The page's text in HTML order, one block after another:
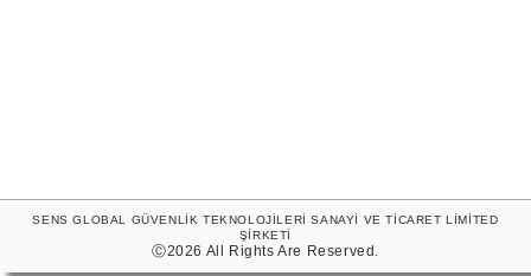
SENS GLOBAL GÜVENLİK TEKNOLOJİLERİ SANAYİ VE TİCARET LİMİTED
ŞİRKETİ
Ⓒ2026 All Rights Are Reserved.